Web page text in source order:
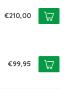
€210,00
€99,95